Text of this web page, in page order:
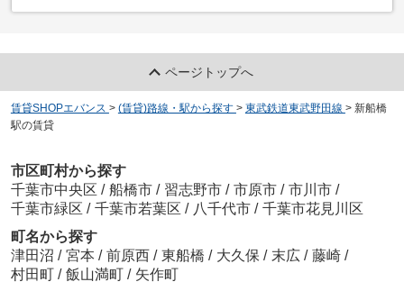
ページトップへ
賃貸SHOPエバンス > (賃貸)路線・駅から探す > 東武鉄道東武野田線 > 新船橋
駅の賃貸
市区町村から探す
千葉市中央区 / 船橋市 / 習志野市 / 市原市 / 市川市 /
千葉市緑区 / 千葉市若葉区 / 八千代市 / 千葉市花見川区
町名から探す
津田沼 / 宮本 / 前原西 / 東船橋 / 大久保 / 末広 / 藤崎 /
村田町 / 飯山満町 / 矢作町